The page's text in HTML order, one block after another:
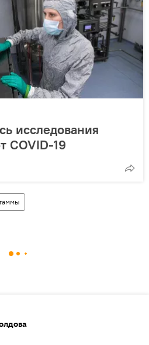
исследования
COVID-19